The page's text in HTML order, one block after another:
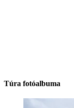
Túra fotóalbuma